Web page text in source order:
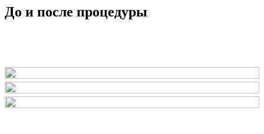
До и после процедуры